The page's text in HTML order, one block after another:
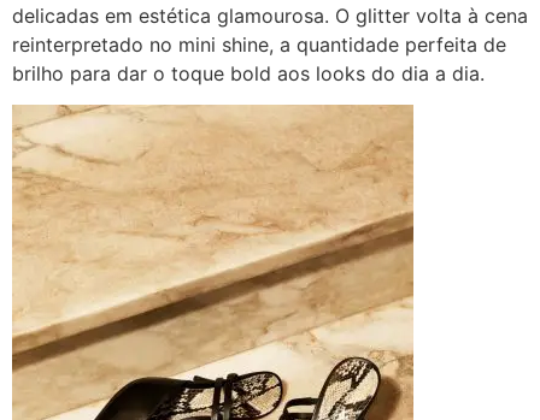
delicadas em estética glamourosa. O glitter volta à cena
reinterpretado no mini shine, a quantidade perfeita de
brilho para dar o toque bold aos looks do dia a dia.